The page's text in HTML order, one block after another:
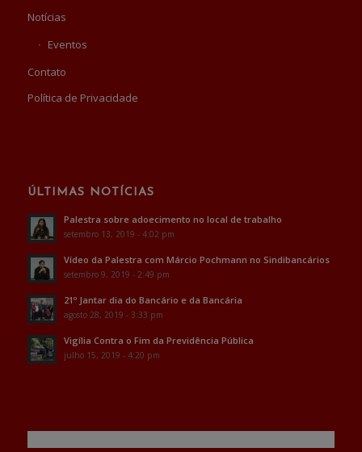
Notícias
Eventos
Contato
Política de Privacidade
ÚLTIMAS NOTÍCIAS
Palestra sobre adoecimento no local de trabalho
setembro 13, 2019 - 4:02 pm
Vídeo da Palestra com Márcio Pochmann no Sindibancários
setembro 9, 2019 - 2:49 pm
21º Jantar dia do Bancário e da Bancária
agosto 28, 2019 - 3:33 pm
Vigília Contra o Fim da Previdência Pública
julho 15, 2019 - 4:20 pm